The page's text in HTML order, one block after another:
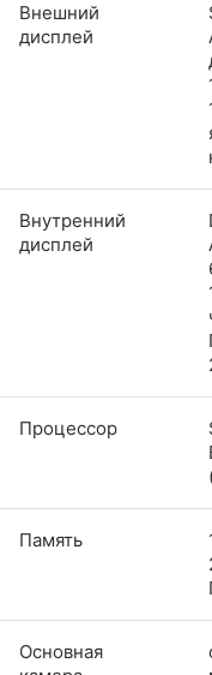
Внешний
дисплей
Внутренний
дисплей
Процессор
Память
Основная